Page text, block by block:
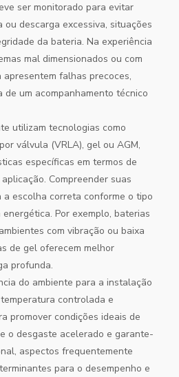
ser monitorado para evitar
ou descarga excessiva, situações
da bateria. Na experiência
mal dimensionados ou com
falhas precoces,
um acompanhamento técnico
utilizam tecnologias como
válvula (VRLA), gel ou AGM,
específicas em termos de
Compreender suas
escolha correta conforme o tipo
Por exemplo, baterias
com vibração ou baixa
de gel oferecem melhor
profunda.
do ambiente para a instalação
controlada e
promover condições ideais de
o desgaste acelerado e garante-
aspectos frequentemente
para o desempenho e